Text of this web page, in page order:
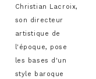
Christian Lacroix,
son directeur
artistique de
l'époque, pose
les bases d'un
style baroque